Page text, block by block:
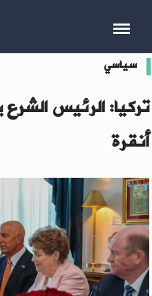
سياسي
تركيا: الرئيس
أنقرة